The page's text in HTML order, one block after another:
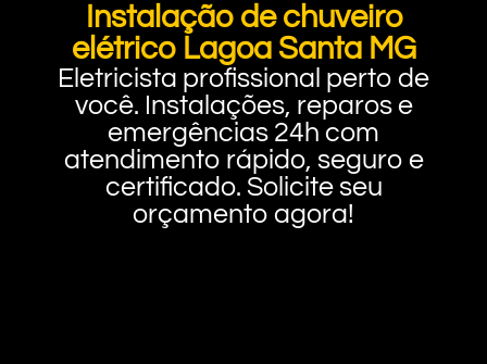
Instalação de chuveiro
elétrico Lagoa Santa MG
Eletricista profissional perto de
você. Instalações, reparos e
emergências 24h com
atendimento rápido, seguro e
certificado. Solicite seu
orçamento agora!